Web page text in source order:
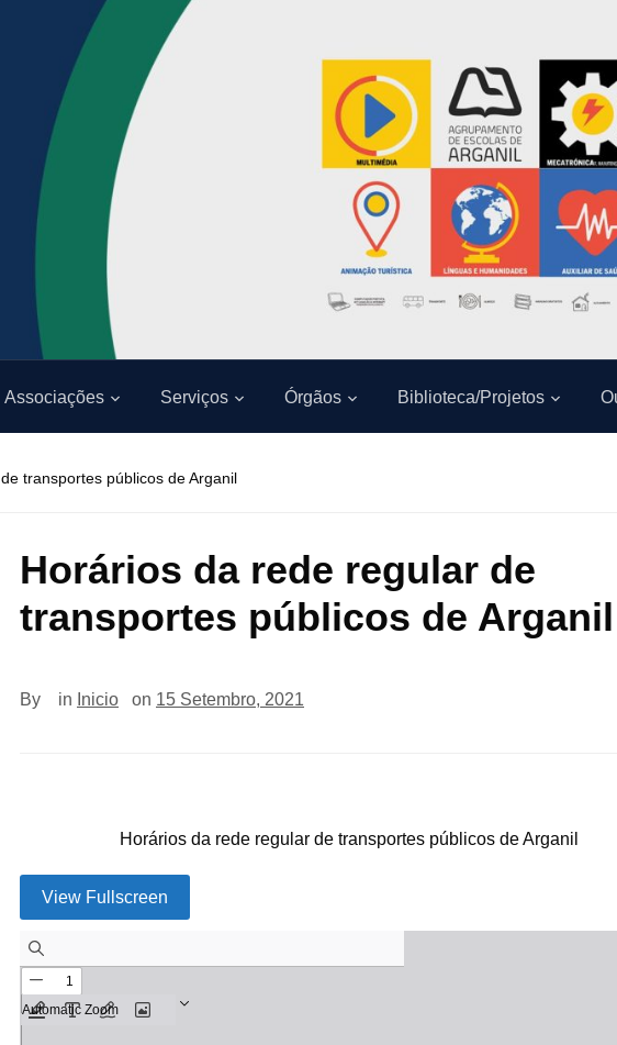
Associações Serviços Órgãos Biblioteca/Projetos
transportes públicos de Arganil
Horários da rede regular de
transportes públicos de Arganil
By in Inicio on 15 Setembro, 2021
Horários da rede regular de transportes públicos de Arganil
View Fullscreen